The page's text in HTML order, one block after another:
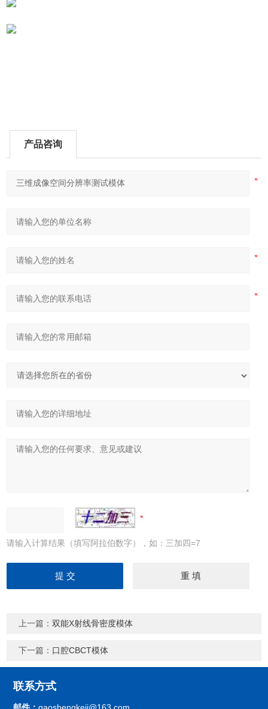
产品咨询
请输入计算结果（填写阿拉伯数字），如：三加四=7
上一篇：双能X射线骨密度模体
下一篇： 口腔CBCT模体
联系方式